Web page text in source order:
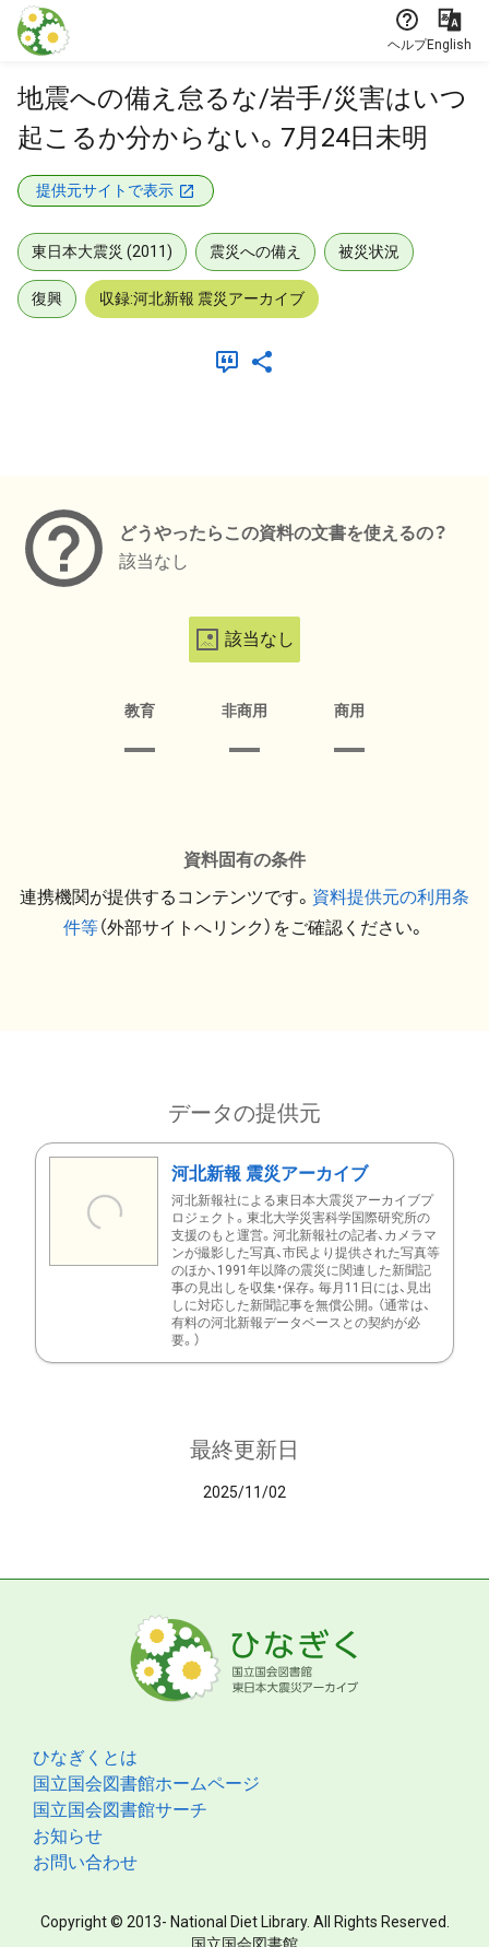
本文に飛ぶ
ヘルプEnglish
地震への備え怠るな/岩手/災害はいつ
起こるか分からない。7月24日未明
提供元サイトで表示
東日本大震災 (2011) 震災への備え 被災状況
復興 収録:河北新報 震災アーカイブ
どうやったらこの資料の文書を使えるの？
該当なし
該当なし
教育 非商用 商用
資料固有の条件
連携機関が提供するコンテンツです。 資料提供元の利用条
件等（外部サイトへリンク）をご確認ください。
データの提供元
河北新報 震災アーカイブ
河北新報社による東日本大震災アーカイブプ
ロジェクト。東北大学災害科学国際研究所の
支援のもと運営。河北新報社の記者、カメラマ
ンが撮影した写真、市民より提供された写真等
のほか、1991年以降の震災に関連した新聞記
事の見出しを収集・保存。毎月11日には、見出
しに対応した新聞記事を無償公開。（通常は、
有料の河北新報データベースとの契約が必
要。）
最終更新日
2025/11/02
ひなぎくとは
国立国会図書館ホームページ
国立国会図書館サーチ
お知らせ
お問い合わせ
Copyright © 2013- National Diet Library. All Rights Reserved.